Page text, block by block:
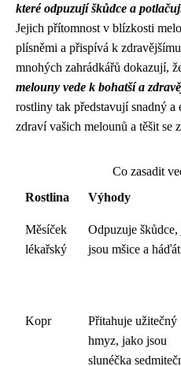
které odpuzují škůdce a
Jejich přítomnost v blízkosti
plísněmi a přispívá k
mnohých zahrádkářů dokazují,
melouny vede k bohatší a
rostliny tak představují snadný
zdraví vašich melounů a těšit se
Co zasadit
Rostlina
Výhody
Měsíček
lékařský
Odpuzuje škůdce,
jsou mšice a
Kopr
Přitahuje užitečný
hmyz, jako jsou
slunéčka